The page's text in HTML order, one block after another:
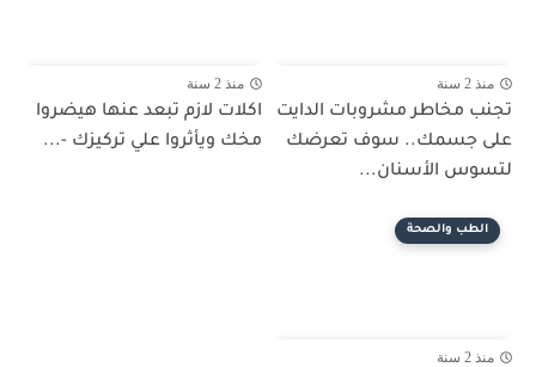
منذ 2 سنة
تجنب مخاطر مشروبات الدايت
على جسمك.. سوف تعرضك
لتسوس الأسنان...
منذ 2 سنة
اكلات لازم تبعد عنها هيضروا
مخك ويأثروا علي تركيزك -...
الطب والصحة
منذ 2 سنة